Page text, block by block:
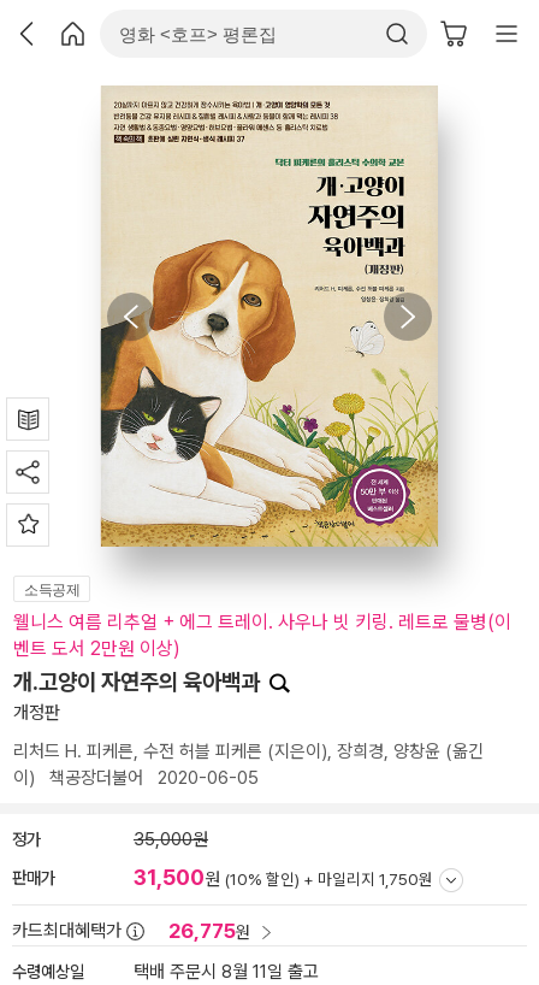
소득공제
웰니스 여름 리추얼 + 에그 트레이. 사우나 빗 키링. 레트로 물병(이
벤트 도서 2만원 이상)
개.고양이 자연주의 육아백과
개정판
리처드 H. 피케른, 수전 허블 피케른 (지은이), 장희경, 양창윤 (옮긴
이) 책공장더불어 2020-06-05
정가 35,000원
판매가 31,500원 (10% 할인) + 마일리지 1,750원
카드최대혜택가 26,775원
수령예상일
택배 주문시 8월 11일 출고